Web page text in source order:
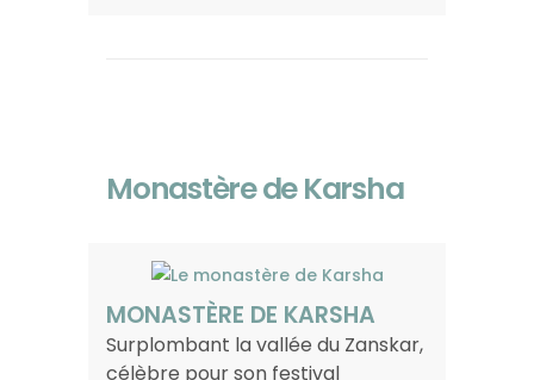
Monastère de Karsha
MONASTÈRE DE KARSHA
Surplombant la vallée du Zanskar,
célèbre pour son festival